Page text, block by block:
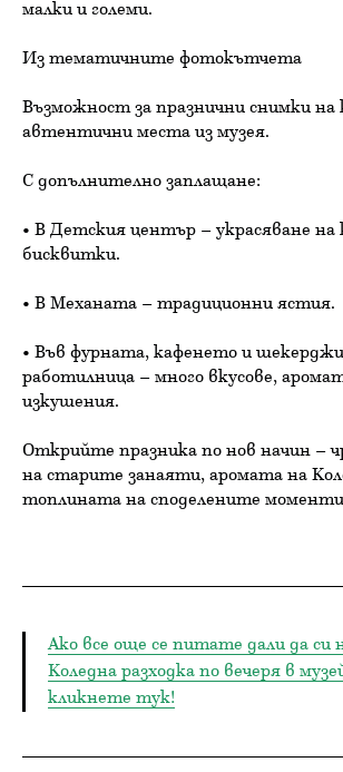
малки и големи.
Из тематичните фотокътчета
Възможност за празнични снимки на
автентични места из музея.
С допълнително заплащане:
• В Детския център – украсяване на
бисквитки.
• В Механата – традиционни ястия.
• Във фурната, кафенето и
работилница – много вкусове,
изкушения.
Открийте празника по нов начин –
на старите занаяти, аромата на
топлината на споделените
Ако все още се питате дали да си
Коледна разходка по вечеря в
кликнете тук!